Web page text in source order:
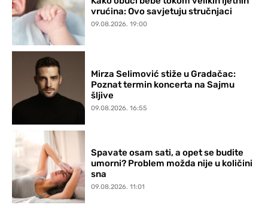
vrućina: Ovo savjetuju stručnjaci
09.08.2026. 19:00
Mirza Selimović stiže u Gradačac:
Poznat termin koncerta na Sajmu
šljive
09.08.2026. 16:55
Spavate osam sati, a opet se budite
umorni? Problem možda nije u količini
sna
09.08.2026. 11:01